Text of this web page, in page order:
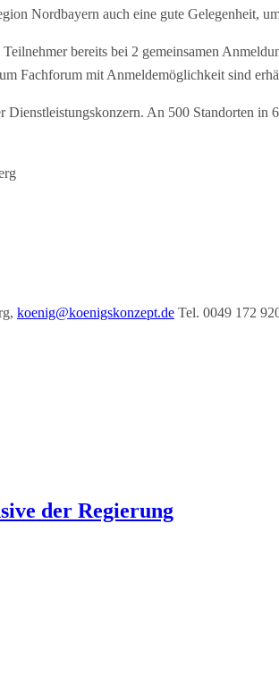
Nordbayern auch eine gute Gelegenheit,
bereits bei 2 gemeinsamen
Fachforum mit Anmeldemöglichkeit sind
An 500 Standorten
koenig@koenigskonzept.de Tel. 0049 172
der Regierung